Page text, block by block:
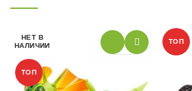
НЕТ В
НАЛИЧИИ
ТОП
ТОП